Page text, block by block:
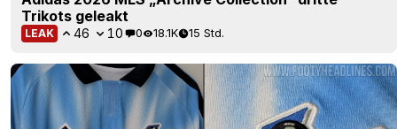
Trikots geleakt
LEAK 46 10 0 18.1K 15 Std.